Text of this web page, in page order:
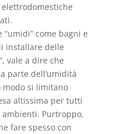
come bagni e
installare delle
vale a dire che
parte dell’umidità
modo si limitano
altissima per tutti
Purtroppo,
fare spesso con